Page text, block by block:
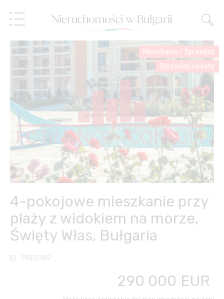
Oferty
Usługi
Obsługa nieruchomości
Sprzedaż ratalna,
porada finansowa
Zarządzanie
nieruchomościami
Inne usługi
Wypożyczalnia
FC FINANCE-CONSULT
O nas
Referencje
Blog
Česky
Kontakt
Mieszkania / Sprzedaż
Sprzedaż na raty
4-pokojowe mieszkanie przy
plaży z widokiem na morze,
Święty Włas, Bułgaria
PRES149
290 000 EUR